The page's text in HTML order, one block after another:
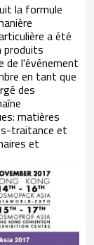
la formule
a été
produits
de l'événement
en tant que
des
matières
traitance et
et